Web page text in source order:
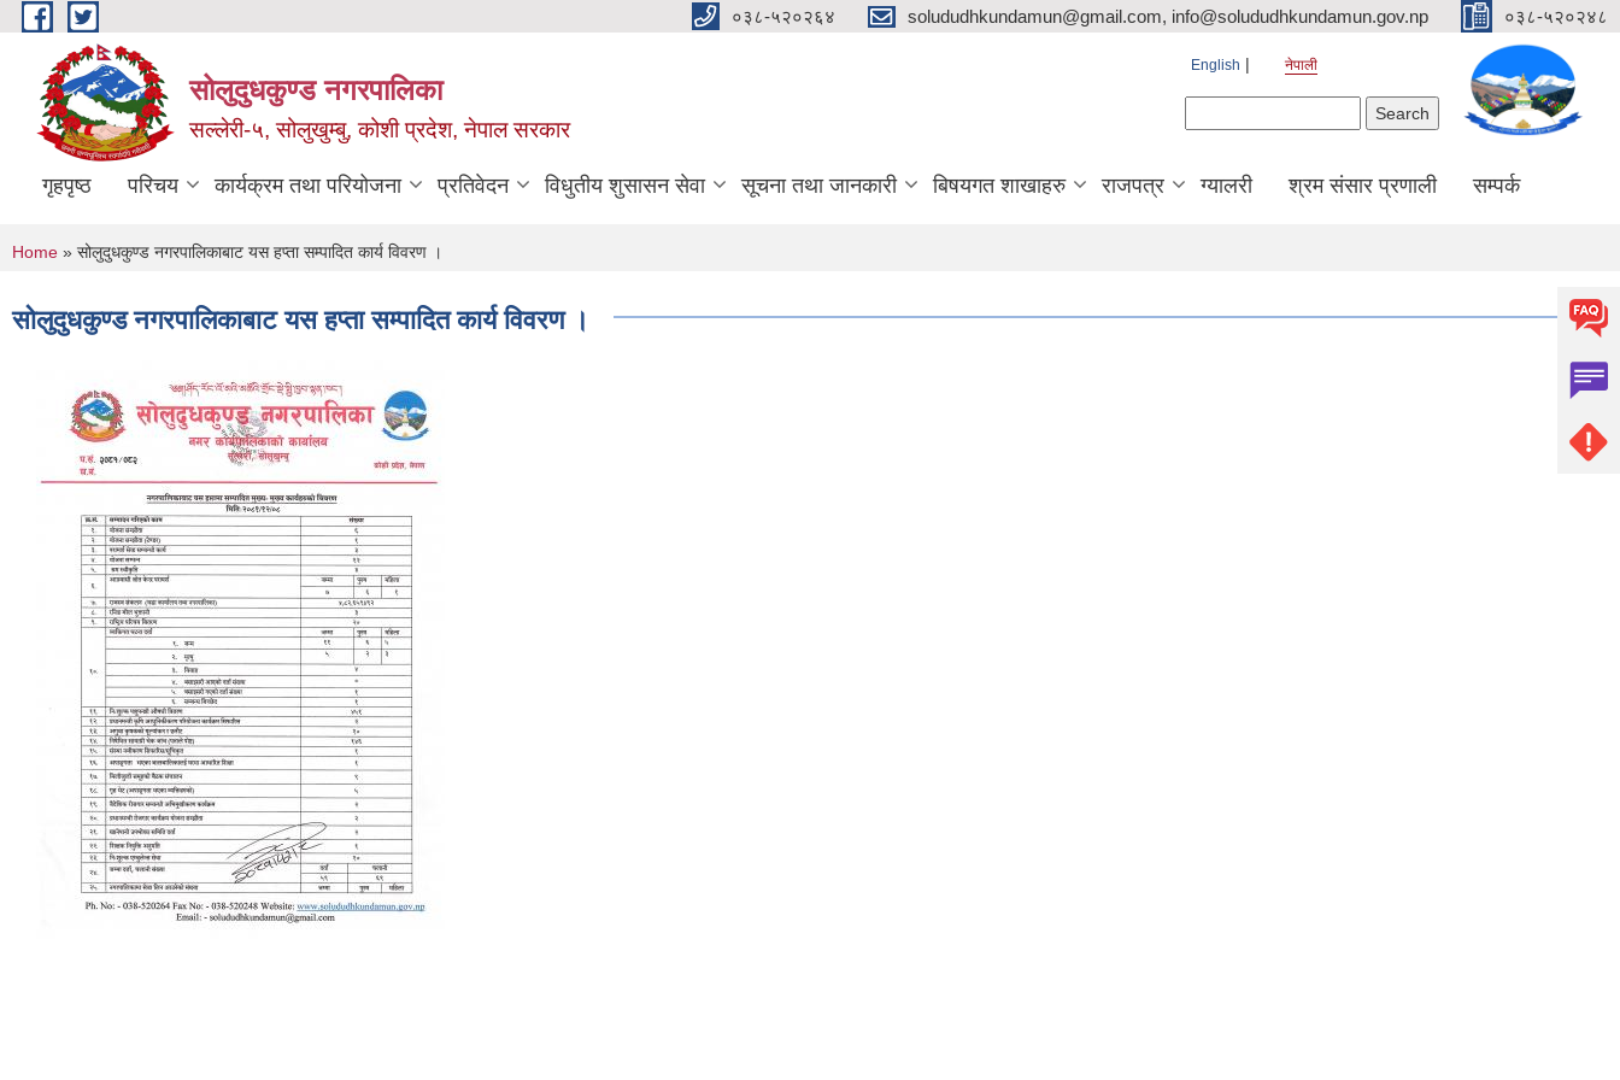
Skip to main content ०३८-५२०२६४ solududhkundamun@gmail.com, info@solududhkundamun.gov.np ०३८-५२०२४८
सोलुदुधकुण्ड नगरपालिका
सल्लेरी-५, सोलुखुम्बु, कोशी प्रदेश, नेपाल सरकार
English नेपाली
गृहपृष्ठ परिचय कार्यक्रम तथा परियोजना प्रतिवेदन विधुतीय शुसासन सेवा सूचना तथा जानकारी बिषयगत शाखाहरु राजपत्र ग्यालरी श्रम संसार प्रणाली सम्पर्क
You are here
Home » सोलुदुधकुण्ड नगरपालिकाबाट यस हप्ता सम्पादित कार्य विवरण ।
सोलुदुधकुण्ड नगरपालिकाबाट यस हप्ता सम्पादित कार्य विवरण ।